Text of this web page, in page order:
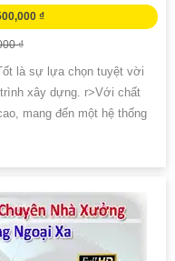
₫
₫
là sự lựa chọn tuyệt vời
xây dựng. r>Với chất
mang đến một hệ thống